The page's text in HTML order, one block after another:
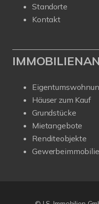
Standorte
Kontakt
Häuser zum Kauf
Grundstücke
Mietangebote
Renditeobjekte